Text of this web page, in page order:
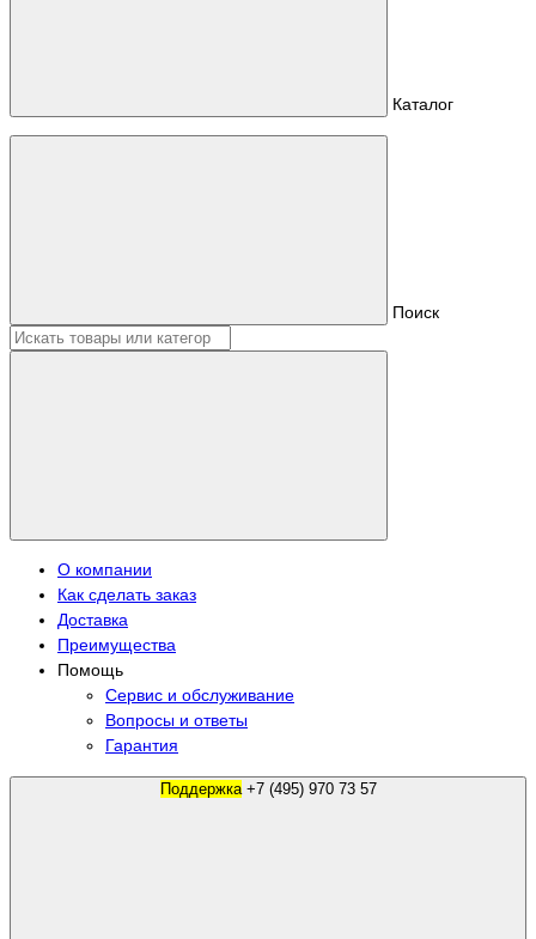
Каталог
Поиск
О компании
Как сделать заказ
Доставка
Преимущества
Помощь
Сервис и обслуживание
Вопросы и ответы
Гарантия
Поддержка +7 (495) 970 73 57